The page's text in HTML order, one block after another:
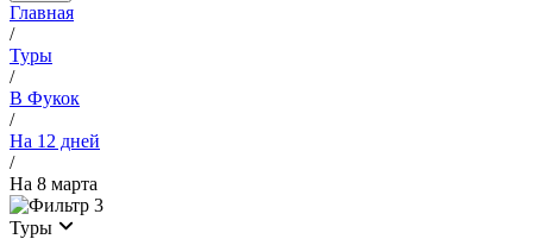
Главная
/
Туры
/
В Фукок
/
На 12 дней
/
На 8 марта
3
Туры